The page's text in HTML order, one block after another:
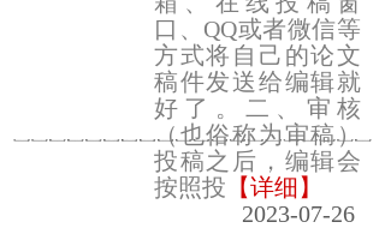
口、QQ或者微信等
方式将自己的论文
稿件发送给编辑就
好了。二、审核
（也俗称为审稿）
投稿之后，编辑会
按照投 【详细】
2023-07-26